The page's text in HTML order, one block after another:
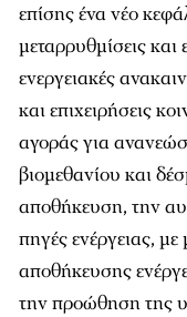
επίσης ένα νέο
μεταρρυθμίσεις και
ενεργειακές
και επιχειρήσεις
αγοράς για
βιομεθανίου και
αποθήκευση, την
πηγές ενέργειας,
αποθήκευσης
την προώθηση της